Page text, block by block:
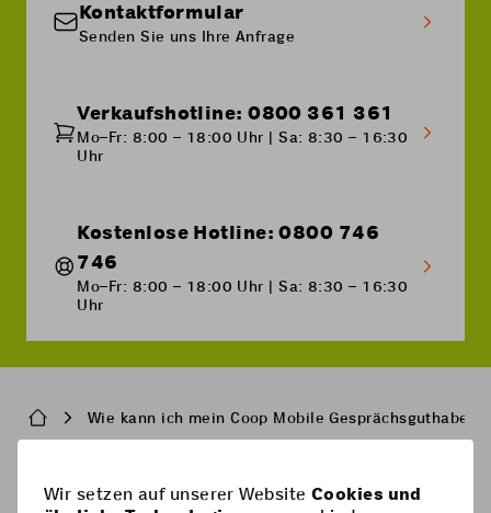
Kontaktformular
Senden Sie uns Ihre Anfrage
Verkaufshotline: 0800 361 361
Mo–Fr: 8:00 – 18:00 Uhr | Sa: 8:30 – 16:30
Uhr
Kostenlose Hotline: 0800 746
746
Mo–Fr: 8:00 – 18:00 Uhr | Sa: 8:30 – 16:30
Uhr
BreadcrumbWie kann ich mein Coop Mobile Gesprächsguthaben
Pied
Handy-Abos
Wir setzen auf unserer Website Cookies und